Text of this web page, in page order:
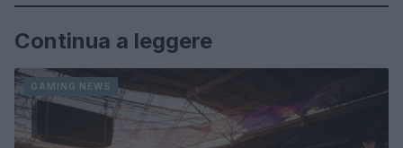
Continua a leggere
GAMING NEWS